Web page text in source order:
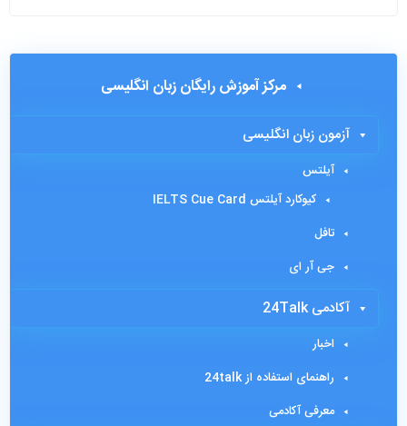
مرکز آموزش رایگان زبان انگلیسی
آزمون زبان انگلیسی
آیلتس
کیوکارد آیلتس IELTS Cue Card
تافل
جی آر ای
آکادمی 24Talk
اخبار
راهنمای استفاده از 24talk
معرفی آکادمی